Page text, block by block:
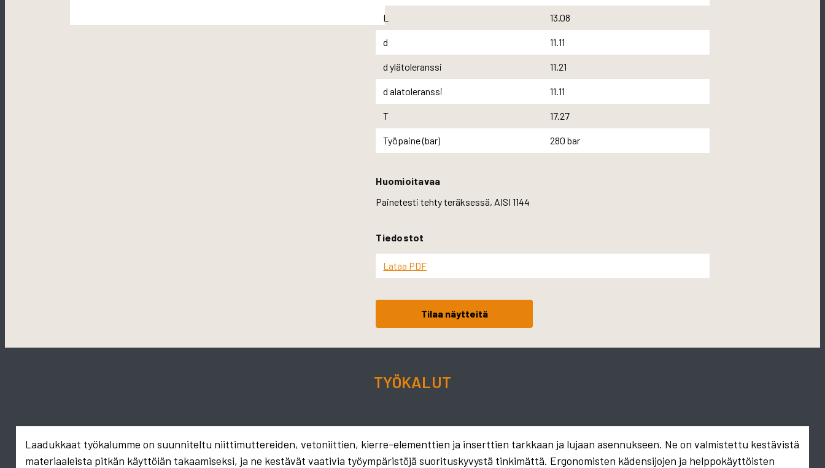
L 13.08
d 11.11
d ylätoleranssi 11.21
d alatoleranssi 11.11
T 17.27
Työpaine (bar) 280 bar
Huomioitavaa
Painetesti tehty teräksessä, AISI 1144
Tiedostot
Lataa PDF
Tilaa näytteitä
TYÖKALUT
Laadukkaat työkalumme on suunniteltu niittimuttereiden, vetoniittien, kierre-elementtien ja inserttien tarkkaan ja lujaan asennukseen. Ne on valmistettu kestävistä
materiaaleista pitkän käyttöiän takaamiseksi, ja ne kestävät vaativia työympäristöjä suorituskyvystä tinkimättä. Ergonomisten kädensijojen ja helppokäyttöisten